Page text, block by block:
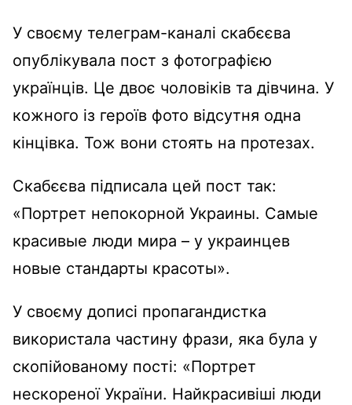
У своєму телеграм-каналі скабєєва
опублікувала пост з фотографією
українців. Це двоє чоловіків та дівчина. У
кожного із героїв фото відсутня одна
кінцівка. Тож вони стоять на протезах.
Скабєєва підписала цей пост так:
«Портрет непокорной Украины. Самые
красивые люди мира – у украинцев
новые стандарты красоты».
У своєму дописі пропагандистка
використала частину фрази, яка була у
скопійованому пості: «Портрет
нескореної України. Найкрасивіші люди